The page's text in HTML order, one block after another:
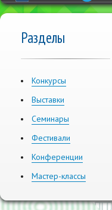
Разделы
Конкурсы
Выставки
Семинары
Фестивали
Конференции
Мастер-классы